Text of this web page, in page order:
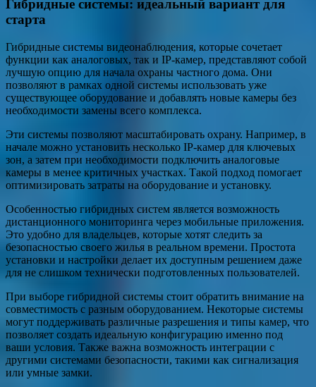
Гибридные системы: идеальный вариант для
старта
Гибридные системы видеонаблюдения, которые сочетает
функции как аналоговых, так и IP-камер, представляют собой
лучшую опцию для начала охраны частного дома. Они
позволяют в рамках одной системы использовать уже
существующее оборудование и добавлять новые камеры без
необходимости замены всего комплекса.
Эти системы позволяют масштабировать охрану. Например, в
начале можно установить несколько IP-камер для ключевых
зон, а затем при необходимости подключить аналоговые
камеры в менее критичных участках. Такой подход помогает
оптимизировать затраты на оборудование и установку.
Особенностью гибридных систем является возможность
дистанционного мониторинга через мобильные приложения.
Это удобно для владельцев, которые хотят следить за
безопасностью своего жилья в реальном времени. Простота
установки и настройки делает их доступным решением даже
для не слишком технически подготовленных пользователей.
При выборе гибридной системы стоит обратить внимание на
совместимость с разным оборудованием. Некоторые системы
могут поддерживать различные разрешения и типы камер, что
позволяет создать идеальную конфигурацию именно под
ваши условия. Также важна возможность интеграции с
другими системами безопасности, такими как сигнализация
или умные замки.